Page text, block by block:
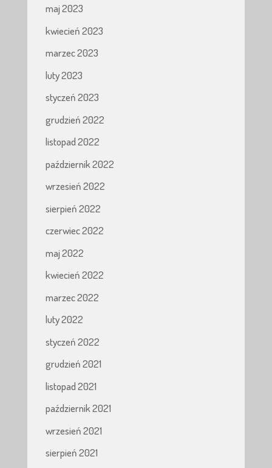
maj 2023
kwiecień 2023
marzec 2023
luty 2023
styczeń 2023
grudzień 2022
listopad 2022
październik 2022
wrzesień 2022
sierpień 2022
czerwiec 2022
maj 2022
kwiecień 2022
marzec 2022
luty 2022
styczeń 2022
grudzień 2021
listopad 2021
październik 2021
wrzesień 2021
sierpień 2021